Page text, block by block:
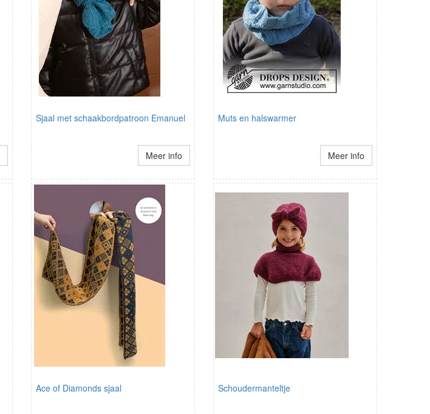
Sjaal met schaakbordpatroon Emanuel
Meer info
Muts en halswarmer
Meer info
Ace of Diamonds sjaal Schoudermanteltje